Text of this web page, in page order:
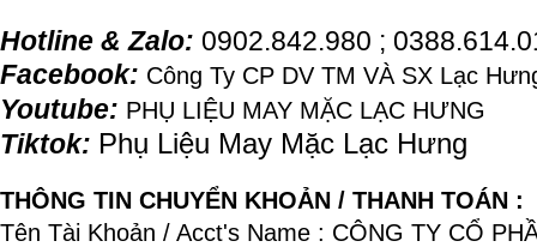
Hotline & Zalo: 0902.842.980 ;
Facebook: Công Ty CP DV TM VÀ SX Lạc
Youtube: PHỤ LIỆU MAY MẶC LẠC HƯNG
Tiktok: Phụ Liệu May Mặc Lạc Hưng
THÔNG TIN CHUYỂN KHOẢN / THANH TOÁN :
Tên Tài Khoản / Acct's Name : CÔNG TY CỔ